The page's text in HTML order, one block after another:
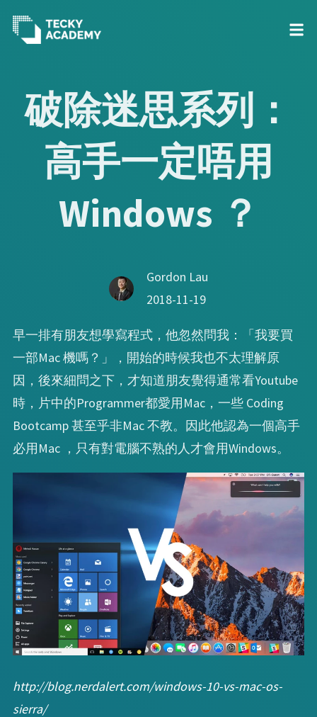
Content破除迷思系列：
高手一定唔用
Windows ？
Gordon Lau
2018-11-19
早一排有朋友想學寫程式，他忽然問我：「我要買
一部Mac 機嗎？」，開始的時候我也不太理解原
因，後來細問之下，才知道朋友覺得通常看Youtube
時，片中的Programmer都愛用Mac，一些 Coding
Bootcamp 甚至乎非Mac 不教。因此他認為一個高手
必用Mac ，只有對電腦不熟的人才會用Windows。
http://blog.nerdalert.com/windows-10-vs-mac-os-
sierra/